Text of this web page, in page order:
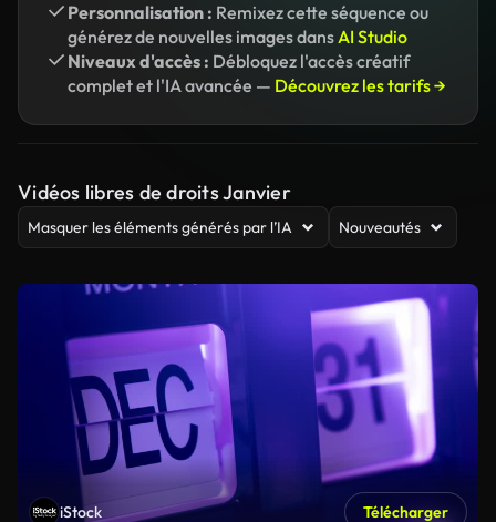
Personnalisation : Remixez cette séquence ou
générez de nouvelles images dansAI Studio
Niveaux d'accès : Débloquez l'accès créatif
complet et l'IA avancée — Découvrez les tarifs →
Vidéos libres de droits Janvier
Masquer les éléments générés par l’IA Nouveautés
iStock Télécharger